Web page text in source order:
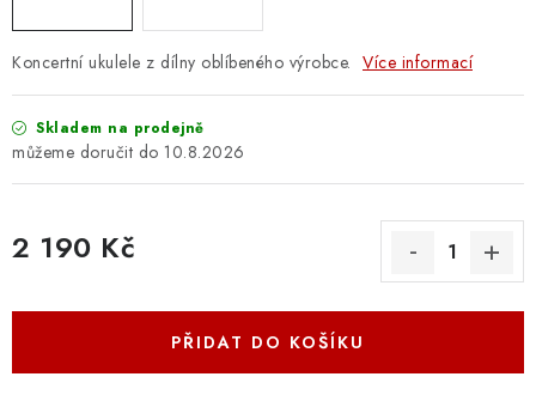
OBCHODNÍ PODMÍNKY
ODSTOUPENÍ OD SMLOUVY
ZÁSADY ZPRACOVÁNÍ OSOBNÍCH ÚDAJŮ
KONTAKTY O E-SHOPU
ODSTOUPENÍ OD SMLOUVY
ZÁSADY ZPRACOVÁNÍ OSOBNÍCH ÚDAJŮ
Koncertní ukulele z dílny oblíbeného výrobce. Více informací
Skladem na prodejně
10.8.2026
2 190 Kč
PŘIDAT DO KOŠÍKU